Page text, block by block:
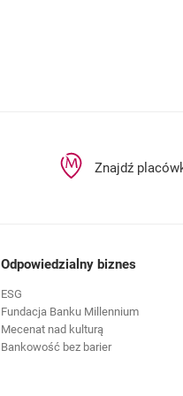
Znajdź
Odpowiedzialny biznes
ESG
Fundacja Banku Millennium
Mecenat nad kulturą
Bankowość bez barier